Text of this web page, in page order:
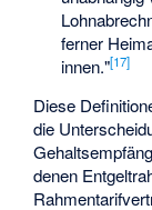
ferner
innen."[17]
Diese
die
denen